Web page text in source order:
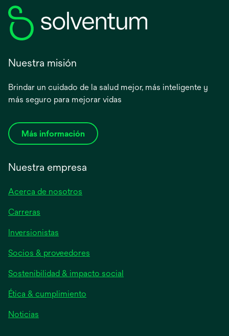
Nuestra misión
Brindar un cuidado de la salud mejor, más inteligente y
más seguro para mejorar vidas
Más información
Nuestra empresa
Acerca de nosotros
Carreras
Inversionistas
en
una
pestaña
nueva
Socios & proveedores
Sostenibilidad & impacto social
Ética & cumplimiento
Noticias